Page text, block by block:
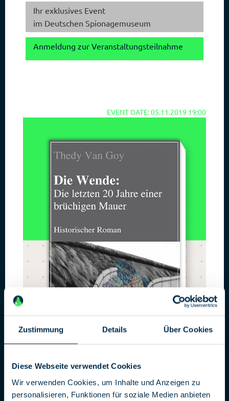
Zustimmung Details Über Cookies
Diese Webseite verwendet Cookies
Wir verwenden Cookies, um Inhalte und Anzeigen zu
personalisieren, Funktionen für soziale Medien anbieten
Ihr exklusives Event
im Deutschen Spionagemuseum
Anmeldung zur Veranstaltungsteilnahme
EVENT DATE: 05.11.2019 19:00
Die Wende
Spionageroman zum Mauerfall